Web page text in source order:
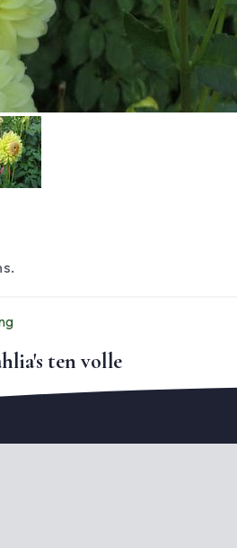
ten volle
documenten en het complete